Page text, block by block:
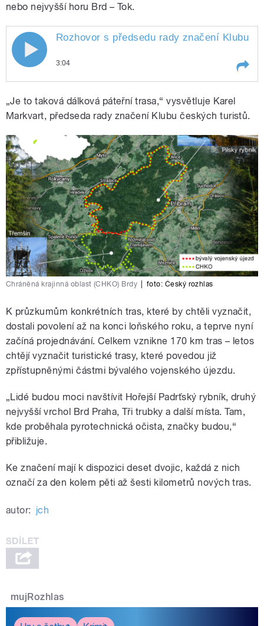
nebo nejvyšší horu Brd – Tok.
pause
Rozhovor s předsedu rady značení Klubu
3:04
českých turistů Karlem Markvartem o
turistických značkách v Chráněné krajinné
„Je to taková dálková páteřní trasa,“ vysvětluje Karel
Markvart, předseda rady značení Klubu českých turistů.
Chráněná krajinná oblast (CHKO) Brdy foto: Český rozhlas
K průzkumům konkrétních tras, které by chtěli vyznačit,
dostali povolení až na konci loňského roku, a teprve nyní
začíná projednávání. Celkem vznikne 170 km tras – letos
chtějí vyznačit turistické trasy, které povedou již
zpřístupněnými částmi bývalého vojenského újezdu.
„Lidé budou moci navštívit Hořejší Padrťský rybník, druhý
nejvyšší vrchol Brd Praha, Tři trubky a další místa. Tam,
kde proběhala pyrotechnická očista, značky budou,“
přibližuje.
Ke značení mají k dispozici deset dvojic, každá z nich
označí za den kolem pěti až šesti kilometrů nových tras.
autor: jch
mujRozhlas